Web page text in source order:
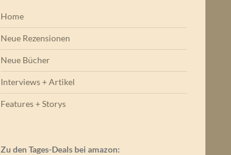
Home
Neue Rezensionen
Neue Bücher
Interviews + Artikel
Features + Storys
Zu den Tages-Deals bei amazon: